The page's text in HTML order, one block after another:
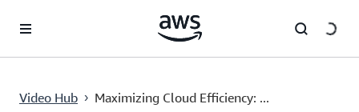
Video Hub › Maximizing Cloud Efficiency: ...
Current
0:00 / Duration
40:24